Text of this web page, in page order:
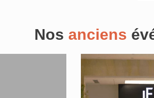
Nos anciens